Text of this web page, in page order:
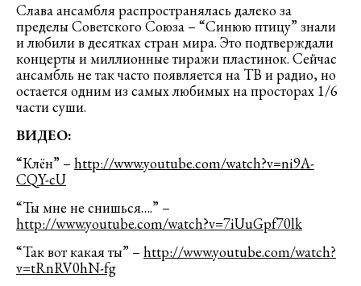
Слава ансамбля распространялась далеко за
пределы Советского Союза – “Синюю птицу” знали
и любили в десятках стран мира. Это подтверждали
концерты и миллионные тиражи пластинок. Сейчас
ансамбль не так часто появляется на ТВ и радио, но
остается одним из самых любимых на просторах 1/6
части суши.
ВИДЕО:
“Клён” – http://www.youtube.com/watch?v=ni9A-
CQY-cU
“Ты мне не снишься….” –
http://www.youtube.com/watch?v=7iUuGpf70lk
“Так вот какая ты” – http://www.youtube.com/watch?
v=tRnRV0hN-fg